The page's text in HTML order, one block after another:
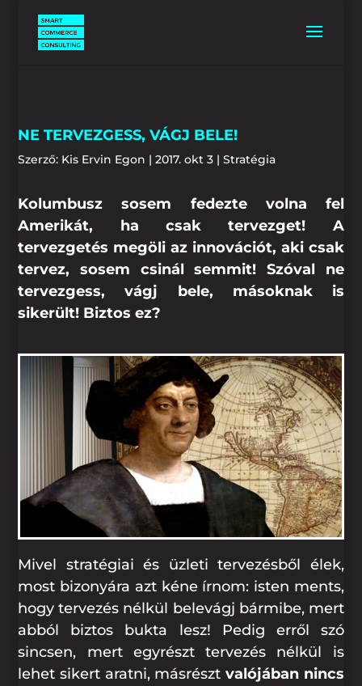
NE TERVEZGESS, VÁGJ BELE!
Szerző: Kis Ervin Egon |2017. okt 3 |Stratégia
Kolumbusz sosem fedezte volna fel
Amerikát, ha csak tervezget! A
tervezgetés megöli az innovációt, aki csak
tervez, sosem csinál semmit! Szóval ne
tervezgess, vágj bele, másoknak is
sikerült! Biztos ez?
Mivel stratégiai és üzleti tervezésből élek,
most bizonyára azt kéne írnom: isten ments,
hogy tervezés nélkül belevágj bármibe, mert
abból biztos bukta lesz! Pedig erről szó
sincsen, mert egyrészt tervezés nélkül is
lehet sikert aratni, másrészt valójában nincs